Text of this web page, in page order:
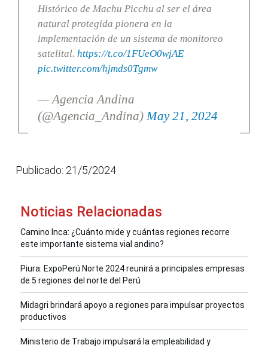
Histórico de Machu Picchu al ser el área
natural protegida pionera en la
implementación de un sistema de monitoreo
satelital. https://t.co/1FUeO0wjAE
pic.twitter.com/hjmds0Tgmw
— Agencia Andina
(@Agencia_Andina) May 21, 2024
Publicado: 21/5/2024
Noticias Relacionadas
Camino Inca: ¿Cuánto mide y cuántas regiones recorre
este importante sistema vial andino?
Piura: ExpoPerú Norte 2024 reunirá a principales empresas
de 5 regiones del norte del Perú
Midagri brindará apoyo a regiones para impulsar proyectos
productivos
Ministerio de Trabajo impulsará la empleabilidad y